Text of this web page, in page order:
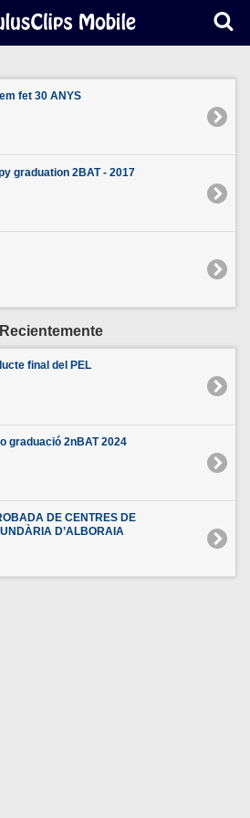
fet 30 ANYS
graduation 2BAT - 2017
final del PEL
graduació 2nBAT 2024
DE CENTRES DE
D’ALBORAIA